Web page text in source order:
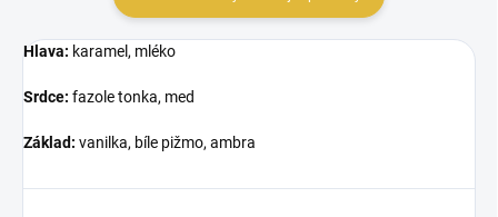
Hlava: karamel, mléko
Srdce: fazole tonka, med
Základ: vanilka, bíle pižmo, ambra